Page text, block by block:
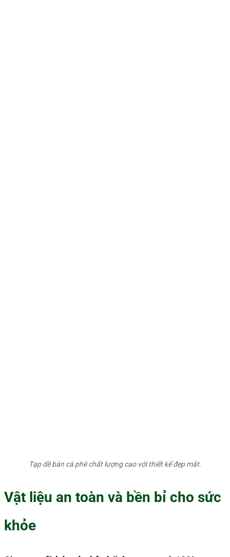
Tạp dề bán cà phê chất lượng cao với thiết kế đẹp mắt.
Vật liệu an toàn và bền bỉ cho sức
khỏe